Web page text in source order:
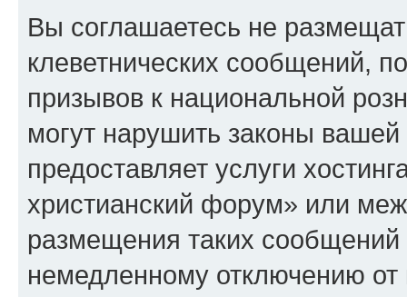
Вы соглашаетесь не
клеветнических сообщений,
призывов к национальной
могут нарушить законы
предоставляет услуги
христианский форум» или
размещения таких
немедленному отключению